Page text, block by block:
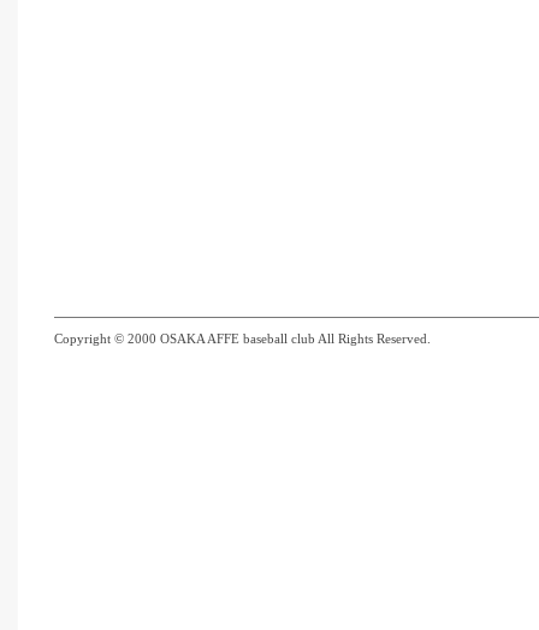
Copyright © 2000 OSAKA AFFE baseball club All Rights Reserved.